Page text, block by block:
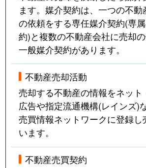
ます。媒介契約は、一つの不
の依頼をする専任媒介契約(専
約)と複数の不動産会社に売却
一般媒介契約があります。
不動産売却活動
売却する不動産の情報をネッ
広告や指定流通機構(レインズ)
売買情報ネットワークに登録
います。
不動産売買契約